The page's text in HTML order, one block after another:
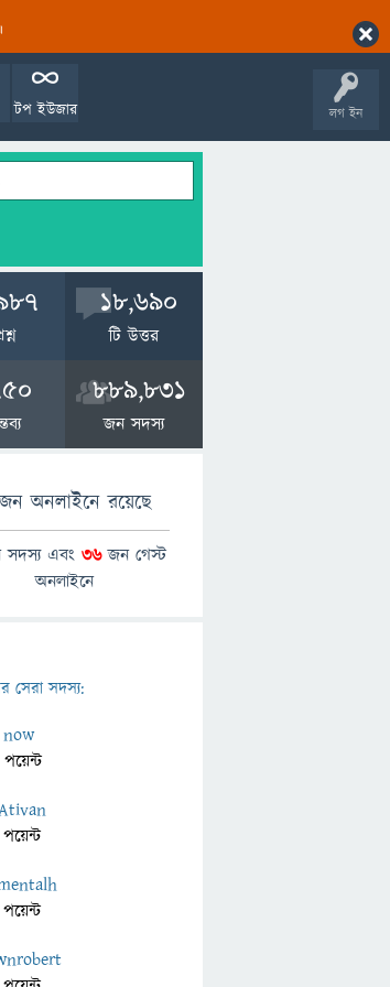
লগ ইন
টপ ইউজার
18,690
টি উত্তর
889,831
জন সদস্য
অনলাইনে রয়েছে
এবং 36জন গেস্ট
অনলাইনে
সেরা সদস্য: